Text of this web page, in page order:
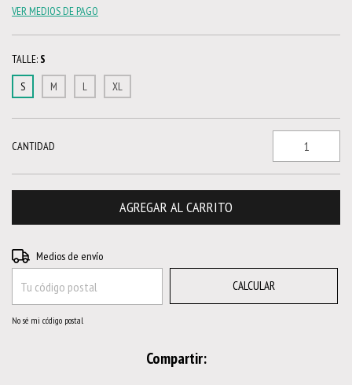
VER MEDIOS DE PAGO
TALLE: S
S
M L XL
CANTIDAD
Entregas para el CP:
Medios de envío
CALCULAR
No sé mi código postal
Compartir: